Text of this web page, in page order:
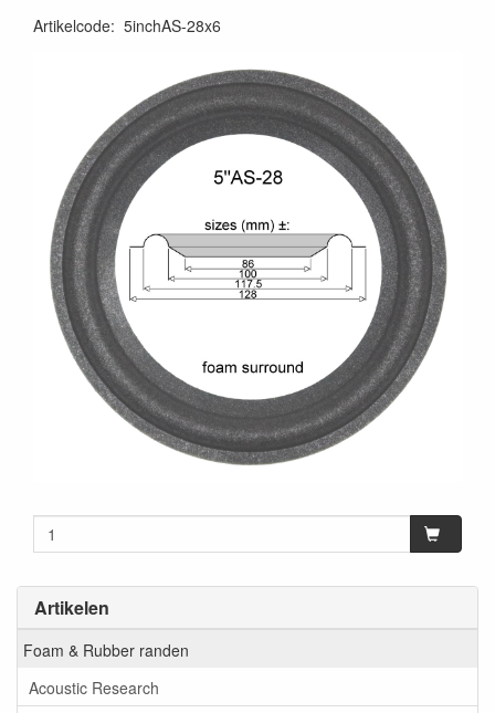
Artikelen
Foam & Rubber randen
Acoustic Research
Artikelcode: 5inchAS-28x6